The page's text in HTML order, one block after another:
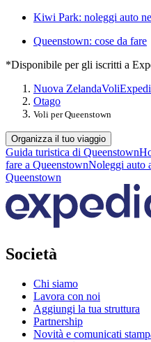
Kiwi Park: noleggi auto
Queenstown: cose da fare
*Disponibile per gli iscritti a
Nuova ZelandaVoli
Otago
Voli per Queenstown
Organizza il tuo viaggio
Guida turistica di Queenstown
fare a QueenstownNoleggi auto
Queenstown
Società
Chi siamo
Lavora con noi
Aggiungi la tua struttura
Partnership
Novità e comunicati